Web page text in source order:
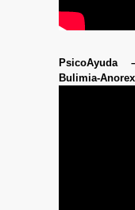
PsicoAyuda
Bulimia-